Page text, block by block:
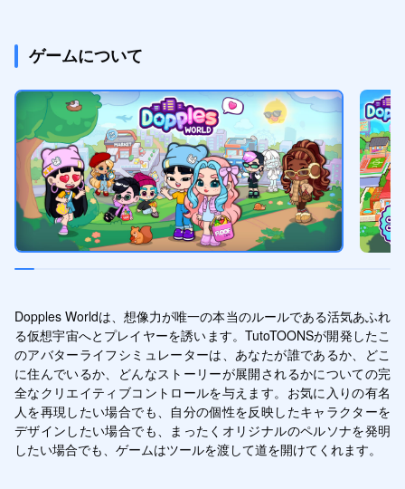
ゲームについて
Dopples Worldは、想像力が唯一の本当のルールである活気あふれ
る仮想宇宙へとプレイヤーを誘います。TutoTOONSが開発したこ
のアバターライフシミュレーターは、あなたが誰であるか、どこ
に住んでいるか、どんなストーリーが展開されるかについての完
全なクリエイティブコントロールを与えます。お気に入りの有名
人を再現したい場合でも、自分の個性を反映したキャラクターを
デザインしたい場合でも、まったくオリジナルのペルソナを発明
したい場合でも、ゲームはツールを渡して道を開けてくれます。